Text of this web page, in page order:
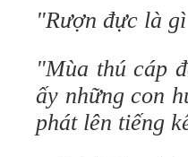
"Rượn đực là
"Mùa thú cáp
ấy những con
phát lên tiếng